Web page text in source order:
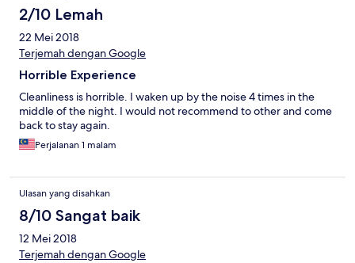
2/10 Lemah
22 Mei 2018
Terjemah dengan Google
Horrible Experience
Cleanliness is horrible. I waken up by the noise 4 times in the
middle of the night. I would not recommend to other and come
back to stay again.
Perjalanan 1 malam
Ulasan yang disahkan
8/10 Sangat baik
12 Mei 2018
Terjemah dengan Google